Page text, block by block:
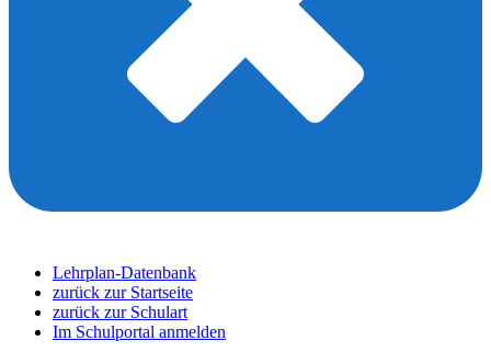
Lehrplan-Datenbank
zurück zur Startseite
zurück zur Schulart
Im Schulportal anmelden